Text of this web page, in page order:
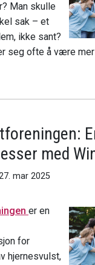
Man skulle
sak – et
ikke sant?
seg ofte å være
med
mar 2025
er en
for
hjernesvulst,